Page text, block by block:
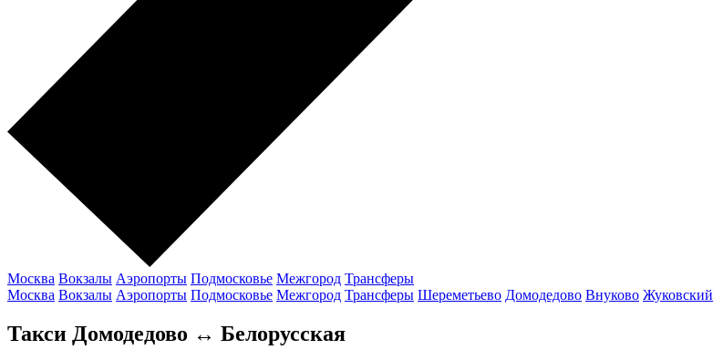
Москва Вокзалы Аэропорты Подмосковье Межгород Трансферы
Москва Вокзалы Аэропорты Подмосковье Межгород Трансферы Шереметьево Домодедово Внуково Жуковский
Такси Домодедово ↔ Белорусская